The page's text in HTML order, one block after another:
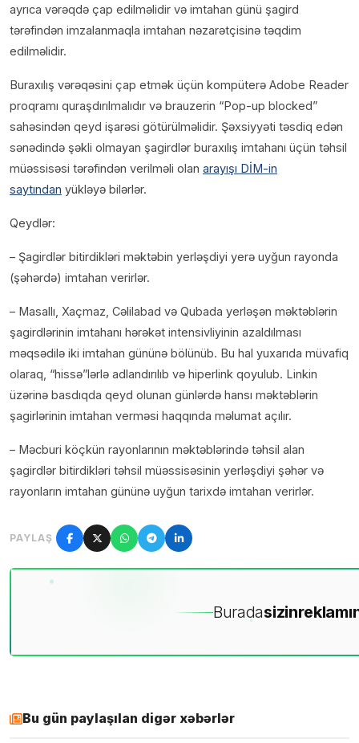
ayrıca vərəqdə çap edilməlidir və imtahan günü şagird
tərəfindən imzalanmaqla imtahan nəzarətçisinə təqdim
edilməlidir.
Buraxılış vərəqəsini çap etmək üçün kompüterə Adobe Reader
proqramı quraşdırılmalıdır və brauzerin “Pop-up blocked”
sahəsindən qeyd işarəsi götürülməlidir. Şəxsiyyəti təsdiq edən
sənədində şəkli olmayan şagirdlər buraxılış imtahanı üçün təhsil
müəssisəsi tərəfindən verilməli olan arayışı DİM-in
saytından yükləyə bilərlər.
Qeydlər:
– Şagirdlər bitirdikləri məktəbin yerləşdiyi yerə uyğun rayonda
(şəhərdə) imtahan verirlər.
– Masallı, Xaçmaz, Cəlilabad və Qubada yerləşən məktəblərin
şagirdlərinin imtahanı hərəkət intensivliyinin azaldılması
məqsədilə iki imtahan gününə bölünüb. Bu hal yuxarıda müvafiq
olaraq, “hissə”lərlə adlandırılıb və hiperlink qoyulub. Linkin
üzərinə basdıqda qeyd olunan günlərdə hansı məktəblərin
şagirlərinin imtahan verməsi haqqında məlumat açılır.
– Məcburi köçkün rayonlarının məktəblərində təhsil alan
şagirdlər bitirdikləri təhsil müəssisəsinin yerləşdiyi şəhər və
rayonların imtahan gününə uyğun tarixdə imtahan verirlər.
PAYLAŞ
Buradasizin
Bu gün paylaşılan digər xəbərlər